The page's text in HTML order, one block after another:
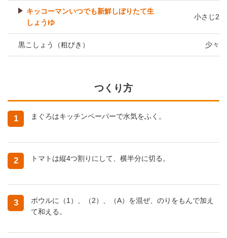
キッコーマンいつでも新鮮しぼりたて生
しょうゆ
小さじ2
黒こしょう（粗びき） 少々
つくり方
1 まぐろはキッチンペーパーで水気をふく。
2 トマトは縦4つ割りにして、横半分に切る。
3
ボウルに（1）、（2）、（A）を混ぜ、のりをもんで加え
て和える。